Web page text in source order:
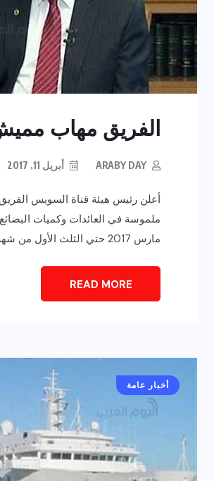
الفريق مهاب
ARABY DAY أبريل 11, 2017
أعلن رئيس هيئة قناة السويس
ملموسة في العائدات وكميات
مارس 2017 حتي الثلث الأول من شهر أبريل الحالي. وبلغت العائدات خلال تلك الفترة 564.2 مليون دولار مقابل […]
READ MORE
أخبار عامة